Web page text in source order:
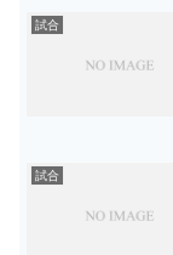
試合
試合